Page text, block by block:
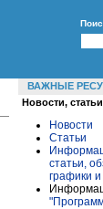
ВАЖНЫЕ
Новости,
Новости
Статьи
статьи,
графики